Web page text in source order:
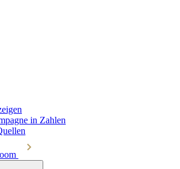
in Zahlen